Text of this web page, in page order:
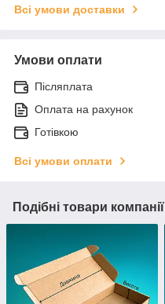
Всі умови доставки
Умови оплати
Післяплата
Оплата на рахунок
Готівкою
Всі умови оплати
Подібні товари компанії